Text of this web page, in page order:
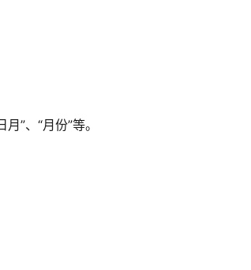
”、“月份”等。